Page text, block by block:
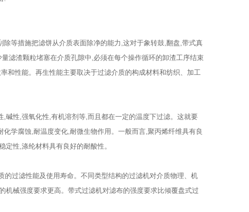
等措施把滤饼从介质表面除净的能力,这对于象转鼓,翻盘,带式真
滤渣颗粒堵塞在介质孔隙中,必须在每个操作循环的卸渣工序结束
和性能。再生性能主要取决于过滤介质的构成材料和纺织、加工
性,强氧化性,有机溶剂等,而且都在一定的温度下过滤。这就要
学腐蚀,耐温度变化,耐微生物作用。一般而言,聚丙烯纤维具有良
性,涤纶材料具有良好的耐酸性。
过滤性能及使用寿命。不同类型结构的过滤机对介质物理、机
械强度要求更高。带式过滤机对滤布的强度要求比倾覆盘式过